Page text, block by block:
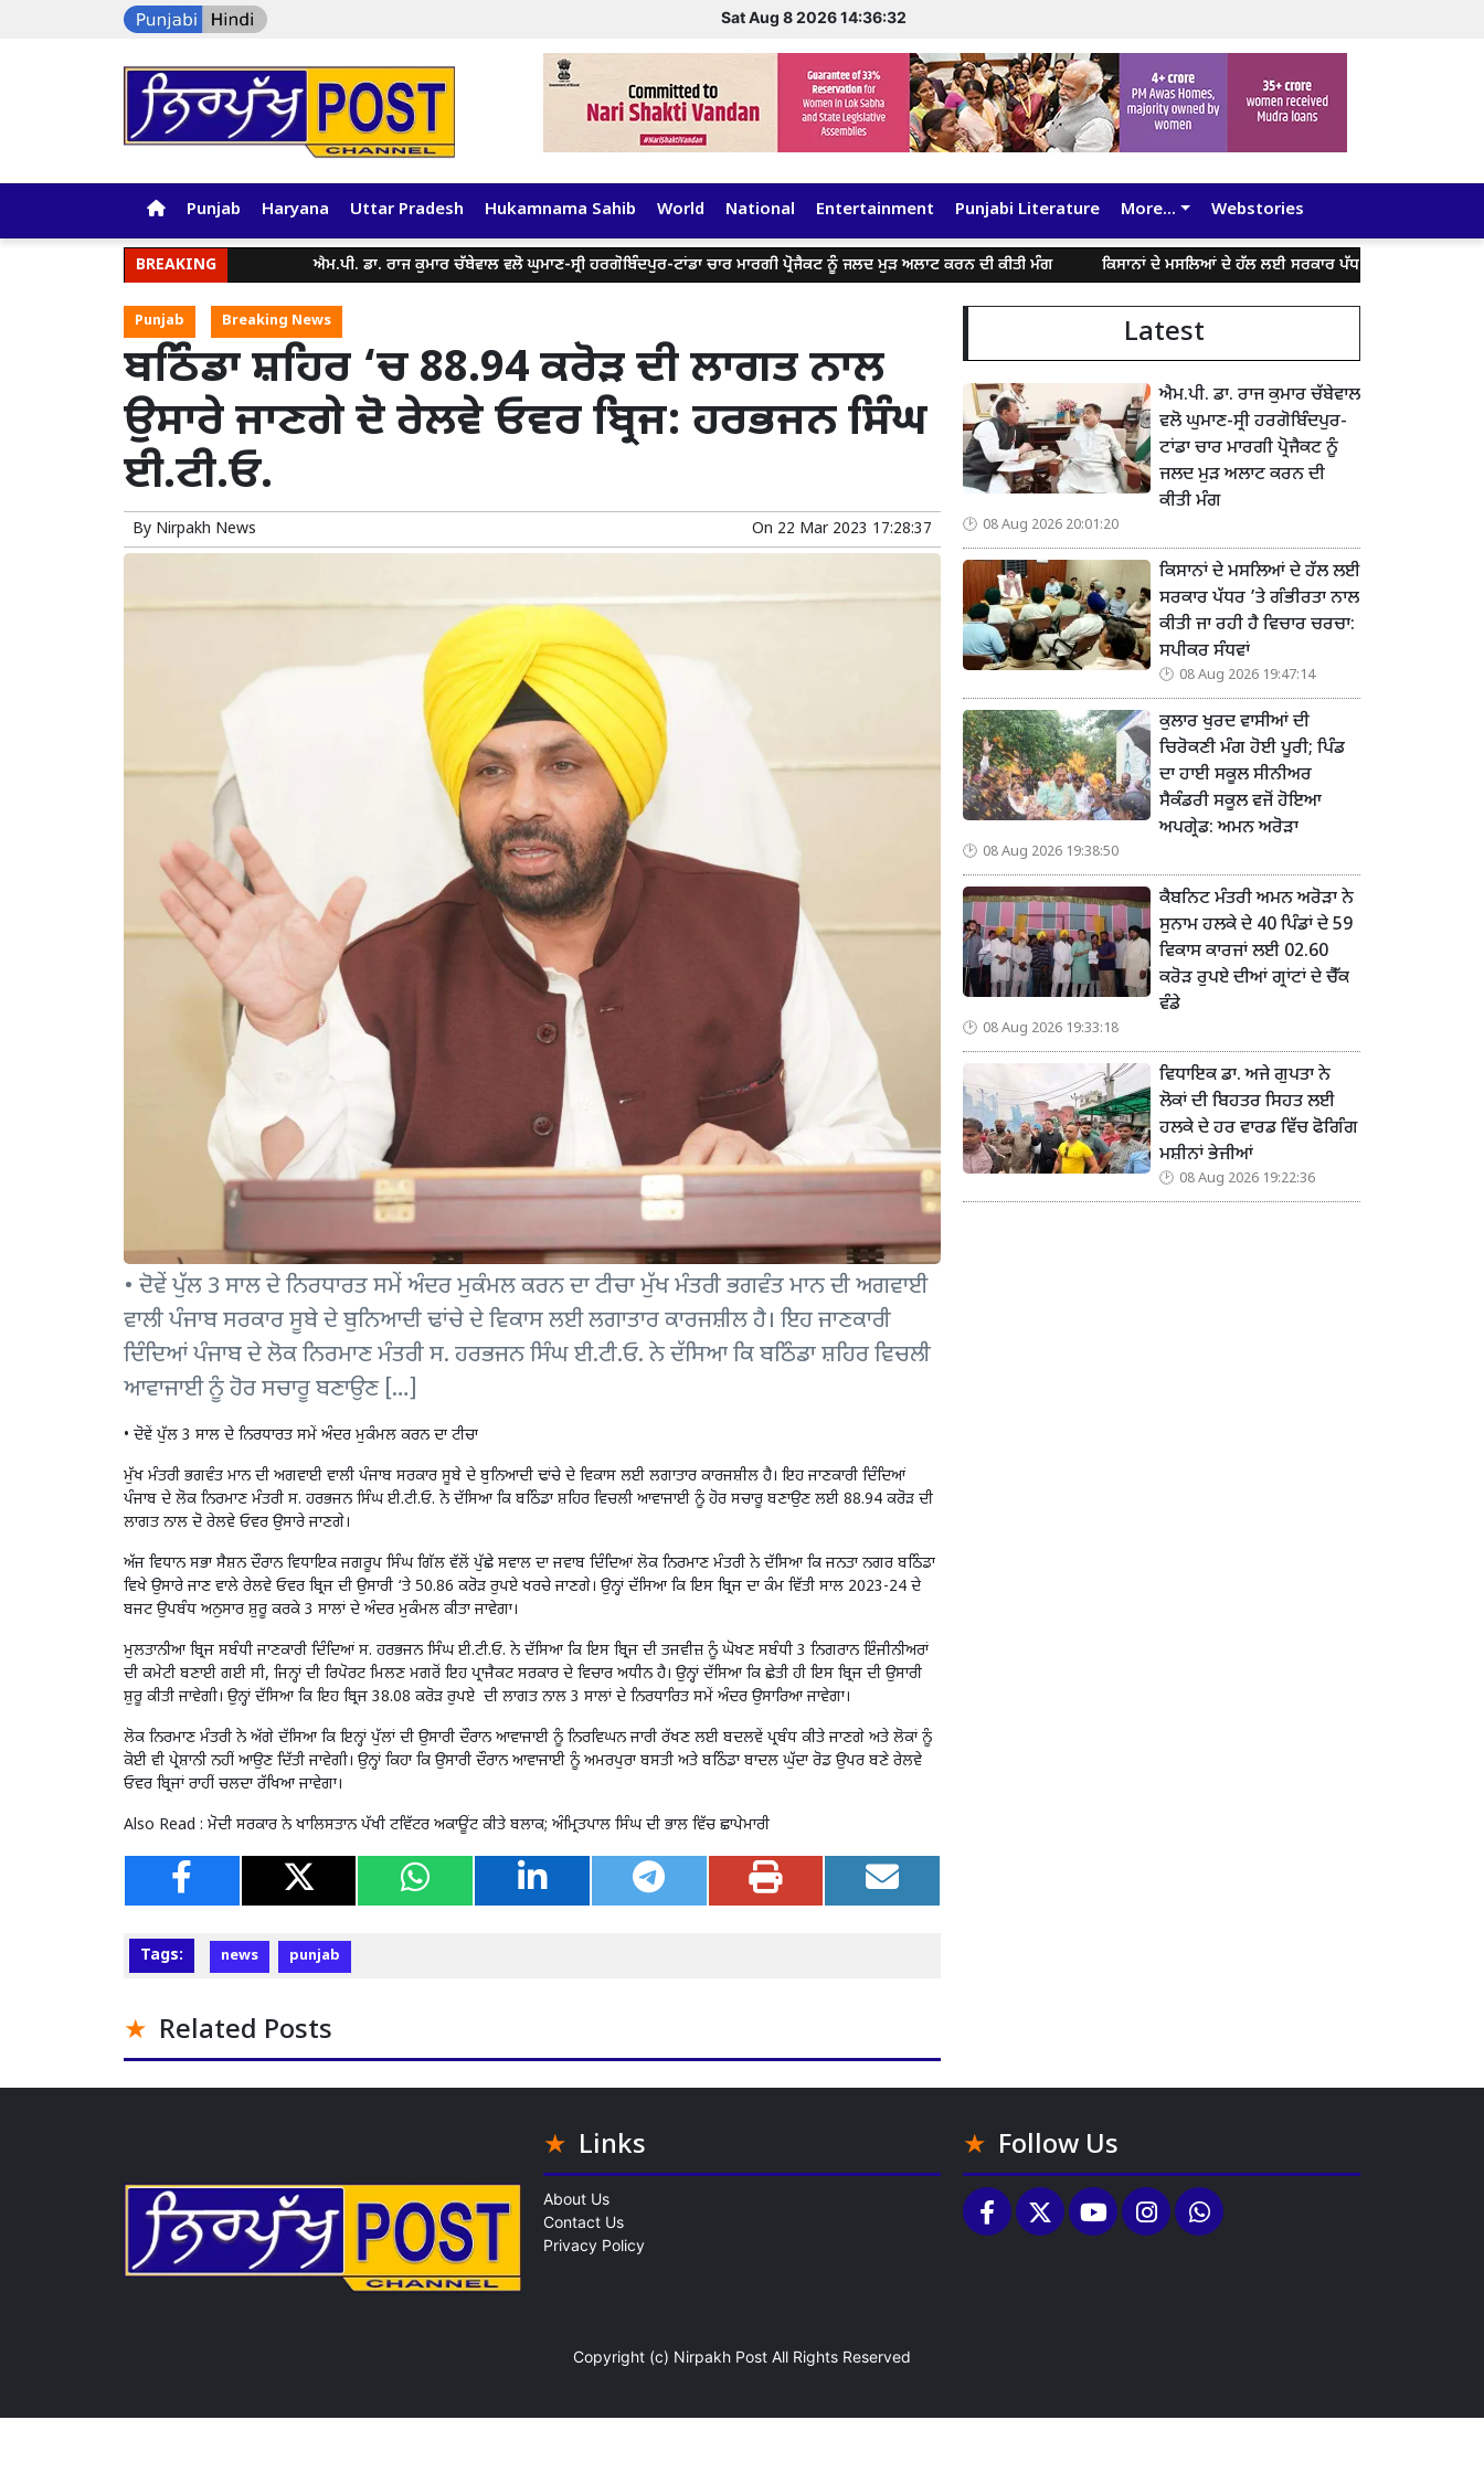
Sat Aug 8 2026 14:36:32
Punjab Haryana Uttar Pradesh Hukamnama Sahib World National Entertainment Punjabi Literature More... Webstories
BREAKING ਐਮ.ਪੀ. ਡਾ. ਰਾਜ ਕੁਮਾਰ ਚੱਬੇਵਾਲ ਵਲੋ ਘੁਮਾਣ-ਸ੍ਰੀ ਹਰਗੋਬਿੰਦਪੁਰ-ਟਾਂਡਾ ਚਾਰ ਮਾਰਗੀ ਪ੍ਰੋਜੈਕਟ ਨੂੰ ਜਲਦ ਮੁੜ ਅਲਾਟ ਕਰਨ ਦੀ ਕੀਤੀ ਮੰਗ ਕਿਸਾਨਾਂ ਦੇ ਮਸਲਿਆਂ ਦੇ ਹੱਲ ਲਈ ਸਰਕਾਰ ਪੱਧਰ ’ਤੇ ਗੰਭੀਰਤਾ ਨਾਲ ਕੀਤੀ ਜਾ
Punjab Breaking News
ਬਠਿੰਡਾ ਸ਼ਹਿਰ ‘ਚ 88.94 ਕਰੋੜ ਦੀ ਲਾਗਤ ਨਾਲ
ਉਸਾਰੇ ਜਾਣਗੇ ਦੋ ਰੇਲਵੇ ਓਵਰ ਬ੍ਰਿਜ: ਹਰਭਜਨ ਸਿੰਘ
ਈ.ਟੀ.ਓ.
By Nirpakh News On 22 Mar 2023 17:28:37
• ਦੋਵੇਂ ਪੁੱਲ 3 ਸਾਲ ਦੇ ਨਿਰਧਾਰਤ ਸਮੇਂ ਅੰਦਰ ਮੁਕੰਮਲ ਕਰਨ ਦਾ ਟੀਚਾ ਮੁੱਖ ਮੰਤਰੀ ਭਗਵੰਤ ਮਾਨ ਦੀ ਅਗਵਾਈ
ਵਾਲੀ ਪੰਜਾਬ ਸਰਕਾਰ ਸੂਬੇ ਦੇ ਬੁਨਿਆਦੀ ਢਾਂਚੇ ਦੇ ਵਿਕਾਸ ਲਈ ਲਗਾਤਾਰ ਕਾਰਜਸ਼ੀਲ ਹੈ। ਇਹ ਜਾਣਕਾਰੀ
ਦਿੰਦਿਆਂ ਪੰਜਾਬ ਦੇ ਲੋਕ ਨਿਰਮਾਣ ਮੰਤਰੀ ਸ. ਹਰਭਜਨ ਸਿੰਘ ਈ.ਟੀ.ਓ. ਨੇ ਦੱਸਿਆ ਕਿ ਬਠਿੰਡਾ ਸ਼ਹਿਰ ਵਿਚਲੀ
ਆਵਾਜਾਈ ਨੂੰ ਹੋਰ ਸਚਾਰੂ ਬਣਾਉਣ […]
• ਦੋਵੇਂ ਪੁੱਲ 3 ਸਾਲ ਦੇ ਨਿਰਧਾਰਤ ਸਮੇਂ ਅੰਦਰ ਮੁਕੰਮਲ ਕਰਨ ਦਾ ਟੀਚਾ
ਮੁੱਖ ਮੰਤਰੀ ਭਗਵੰਤ ਮਾਨ ਦੀ ਅਗਵਾਈ ਵਾਲੀ ਪੰਜਾਬ ਸਰਕਾਰ ਸੂਬੇ ਦੇ ਬੁਨਿਆਦੀ ਢਾਂਚੇ ਦੇ ਵਿਕਾਸ ਲਈ ਲਗਾਤਾਰ ਕਾਰਜਸ਼ੀਲ ਹੈ। ਇਹ ਜਾਣਕਾਰੀ ਦਿੰਦਿਆਂ
ਪੰਜਾਬ ਦੇ ਲੋਕ ਨਿਰਮਾਣ ਮੰਤਰੀ ਸ. ਹਰਭਜਨ ਸਿੰਘ ਈ.ਟੀ.ਓ. ਨੇ ਦੱਸਿਆ ਕਿ ਬਠਿੰਡਾ ਸ਼ਹਿਰ ਵਿਚਲੀ ਆਵਾਜਾਈ ਨੂੰ ਹੋਰ ਸਚਾਰੂ ਬਣਾਉਣ ਲਈ 88.94 ਕਰੋੜ ਦੀ
ਲਾਗਤ ਨਾਲ ਦੋ ਰੇਲਵੇ ਓਵਰ ਉਸਾਰੇ ਜਾਣਗੇ।
ਅੱਜ ਵਿਧਾਨ ਸਭਾ ਸੈਸ਼ਨ ਦੌਰਾਨ ਵਿਧਾਇਕ ਜਗਰੂਪ ਸਿੰਘ ਗਿੱਲ ਵੱਲੋਂ ਪੁੱਛੇ ਸਵਾਲ ਦਾ ਜਵਾਬ ਦਿੰਦਿਆਂ ਲੋਕ ਨਿਰਮਾਣ ਮੰਤਰੀ ਨੇ ਦੱਸਿਆ ਕਿ ਜਨਤਾ ਨਗਰ ਬਠਿੰਡਾ
ਵਿਖੇ ਉਸਾਰੇ ਜਾਣ ਵਾਲੇ ਰੇਲਵੇ ਓਵਰ ਬ੍ਰਿਜ ਦੀ ਉਸਾਰੀ ‘ਤੇ 50.86 ਕਰੋੜ ਰੁਪਏ ਖਰਚੇ ਜਾਣਗੇ। ਉਨ੍ਹਾਂ ਦੱਸਿਆ ਕਿ ਇਸ ਬ੍ਰਿਜ ਦਾ ਕੰਮ ਵਿੱਤੀ ਸਾਲ 2023-24 ਦੇ
ਬਜਟ ਉਪਬੰਧ ਅਨੁਸਾਰ ਸ਼ੁਰੂ ਕਰਕੇ 3 ਸਾਲਾਂ ਦੇ ਅੰਦਰ ਮੁਕੰਮਲ ਕੀਤਾ ਜਾਵੇਗਾ।
ਮੁਲਤਾਨੀਆ ਬ੍ਰਿਜ ਸਬੰਧੀ ਜਾਣਕਾਰੀ ਦਿੰਦਿਆਂ ਸ. ਹਰਭਜਨ ਸਿੰਘ ਈ.ਟੀ.ਓ. ਨੇ ਦੱਸਿਆ ਕਿ ਇਸ ਬ੍ਰਿਜ ਦੀ ਤਜਵੀਜ਼ ਨੂੰ ਘੋਖਣ ਸਬੰਧੀ 3 ਨਿਗਰਾਨ ਇੰਜੀਨੀਅਰਾਂ
ਦੀ ਕਮੇਟੀ ਬਣਾਈ ਗਈ ਸੀ, ਜਿਨ੍ਹਾਂ ਦੀ ਰਿਪੋਰਟ ਮਿਲਣ ਮਗਰੋਂ ਇਹ ਪ੍ਰਾਜੈਕਟ ਸਰਕਾਰ ਦੇ ਵਿਚਾਰ ਅਧੀਨ ਹੈ। ਉਨ੍ਹਾਂ ਦੱਸਿਆ ਕਿ ਛੇਤੀ ਹੀ ਇਸ ਬ੍ਰਿਜ ਦੀ ਉਸਾਰੀ
ਸ਼ੁਰੂ ਕੀਤੀ ਜਾਵੇਗੀ। ਉਨ੍ਹਾਂ ਦੱਸਿਆ ਕਿ ਇਹ ਬ੍ਰਿਜ 38.08 ਕਰੋੜ ਰੁਪਏ ਦੀ ਲਾਗਤ ਨਾਲ 3 ਸਾਲਾਂ ਦੇ ਨਿਰਧਾਰਿਤ ਸਮੇਂ ਅੰਦਰ ਉਸਾਰਿਆ ਜਾਵੇਗਾ।
ਲੋਕ ਨਿਰਮਾਣ ਮੰਤਰੀ ਨੇ ਅੱਗੇ ਦੱਸਿਆ ਕਿ ਇਨ੍ਹਾਂ ਪੁੱਲਾਂ ਦੀ ਉਸਾਰੀ ਦੌਰਾਨ ਆਵਾਜਾਈ ਨੂੰ ਨਿਰਵਿਘਨ ਜਾਰੀ ਰੱਖਣ ਲਈ ਬਦਲਵੇਂ ਪ੍ਰਬੰਧ ਕੀਤੇ ਜਾਣਗੇ ਅਤੇ ਲੋਕਾਂ ਨੂੰ
ਕੋਈ ਵੀ ਪ੍ਰੇਸ਼ਾਨੀ ਨਹੀਂ ਆਉਣ ਦਿੱਤੀ ਜਾਵੇਗੀ। ਉਨ੍ਹਾਂ ਕਿਹਾ ਕਿ ਉਸਾਰੀ ਦੌਰਾਨ ਆਵਾਜਾਈ ਨੂੰ ਅਮਰਪੁਰਾ ਬਸਤੀ ਅਤੇ ਬਠਿੰਡਾ ਬਾਦਲ ਘੁੱਦਾ ਰੋਡ ਉਪਰ ਬਣੇ ਰੇਲਵੇ
ਓਵਰ ਬ੍ਰਿਜਾਂ ਰਾਹੀਂ ਚਲਦਾ ਰੱਖਿਆ ਜਾਵੇਗਾ।
Also Read : ਮੋਦੀ ਸਰਕਾਰ ਨੇ ਖਾਲਿਸਤਾਨ ਪੱਖੀ ਟਵਿੱਟਰ ਅਕਾਊਂਟ ਕੀਤੇ ਬਲਾਕ; ਅੰਮ੍ਰਿਤਪਾਲ ਸਿੰਘ ਦੀ ਭਾਲ ਵਿੱਚ ਛਾਪੇਮਾਰੀ
Tags: news punjab
Related Posts
Latest
ਐਮ.ਪੀ. ਡਾ. ਰਾਜ ਕੁਮਾਰ ਚੱਬੇਵਾਲ
ਵਲੋ ਘੁਮਾਣ-ਸ੍ਰੀ ਹਰਗੋਬਿੰਦਪੁਰ-
ਟਾਂਡਾ ਚਾਰ ਮਾਰਗੀ ਪ੍ਰੋਜੈਕਟ ਨੂੰ
ਜਲਦ ਮੁੜ ਅਲਾਟ ਕਰਨ ਦੀ
ਕੀਤੀ ਮੰਗ
08 Aug 2026 20:01:20
ਕਿਸਾਨਾਂ ਦੇ ਮਸਲਿਆਂ ਦੇ ਹੱਲ ਲਈ
ਸਰਕਾਰ ਪੱਧਰ ’ਤੇ ਗੰਭੀਰਤਾ ਨਾਲ
ਕੀਤੀ ਜਾ ਰਹੀ ਹੈ ਵਿਚਾਰ ਚਰਚਾ:
ਸਪੀਕਰ ਸੰਧਵਾਂ
08 Aug 2026 19:47:14
ਕੁਲਾਰ ਖੁਰਦ ਵਾਸੀਆਂ ਦੀ
ਚਿਰੋਕਣੀ ਮੰਗ ਹੋਈ ਪੂਰੀ; ਪਿੰਡ
ਦਾ ਹਾਈ ਸਕੂਲ ਸੀਨੀਅਰ
ਸੈਕੰਡਰੀ ਸਕੂਲ ਵਜੋਂ ਹੋਇਆ
ਅਪਗ੍ਰੇਡ: ਅਮਨ ਅਰੋੜਾ
08 Aug 2026 19:38:50
ਕੈਬਨਿਟ ਮੰਤਰੀ ਅਮਨ ਅਰੋੜਾ ਨੇ
ਸੁਨਾਮ ਹਲਕੇ ਦੇ 40 ਪਿੰਡਾਂ ਦੇ 59
ਵਿਕਾਸ ਕਾਰਜਾਂ ਲਈ 02.60
ਕਰੋੜ ਰੁਪਏ ਦੀਆਂ ਗ੍ਰਾਂਟਾਂ ਦੇ ਚੈੱਕ
ਵੰਡੇ
08 Aug 2026 19:33:18
ਵਿਧਾਇਕ ਡਾ. ਅਜੇ ਗੁਪਤਾ ਨੇ
ਲੋਕਾਂ ਦੀ ਬਿਹਤਰ ਸਿਹਤ ਲਈ
ਹਲਕੇ ਦੇ ਹਰ ਵਾਰਡ ਵਿੱਚ ਫੋਗਿੰਗ
ਮਸ਼ੀਨਾਂ ਭੇਜੀਆਂ
08 Aug 2026 19:22:36
Links
About Us
Contact Us
Privacy Policy
Follow Us
Copyright (c) Nirpakh Post All Rights Reserved